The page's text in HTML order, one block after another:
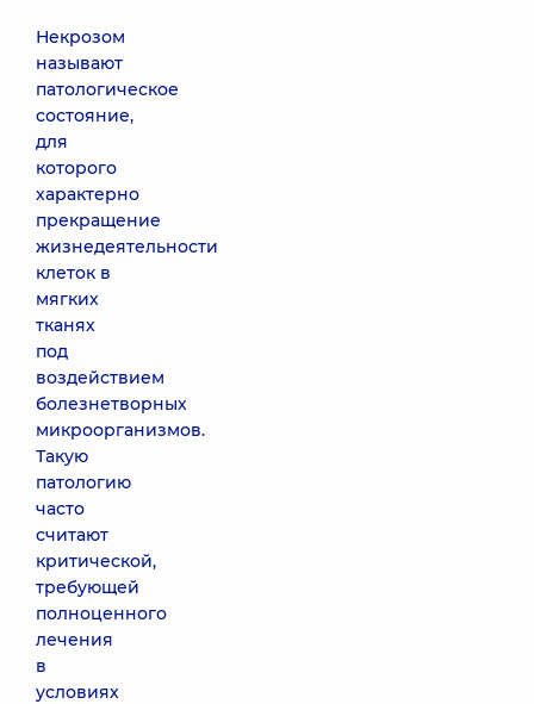
Некрозом
называют
патологическое
состояние,
для
которого
характерно
прекращение
жизнедеятельности
клеток в
мягких
тканях
под
воздействием
болезнетворных
микроорганизмов.
Такую
патологию
часто
считают
критической,
требующей
полноценного
лечения
в
условиях